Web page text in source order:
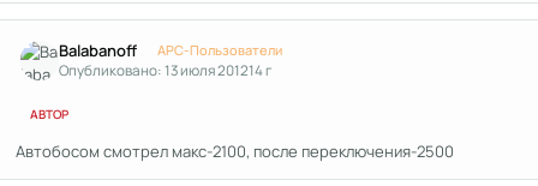
Balabanoff APC-Пользователи
Опубликовано:13 июля 201214 г
АВТОР
Автобосом смотрел макс-2100, после переключения-2500